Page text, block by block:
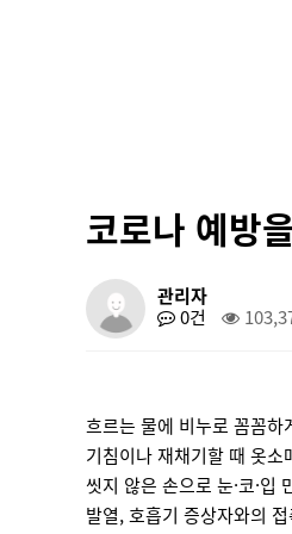
코로나 예방
관리자
0건
흐르는 물에 비누로 꼼꼼하
기침이나 재채기할 때 옷소
씻지 않은 손으로 눈·코·입
발열, 호흡기 증상자와의